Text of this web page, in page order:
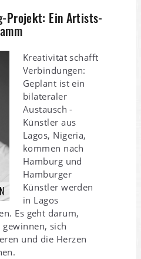
Projekt: Ein Artists-
Kreativität schafft
Verbindungen:
Geplant ist ein
bilateraler
Austausch -
Künstler aus
Lagos, Nigeria,
kommen nach
Hamburg und
Hamburger
Künstler werden
in Lagos
Es geht darum,
sich
und die Herzen